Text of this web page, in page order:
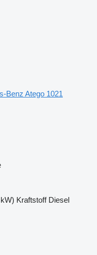
Benz Atego 1021
Kraftstoff Diesel